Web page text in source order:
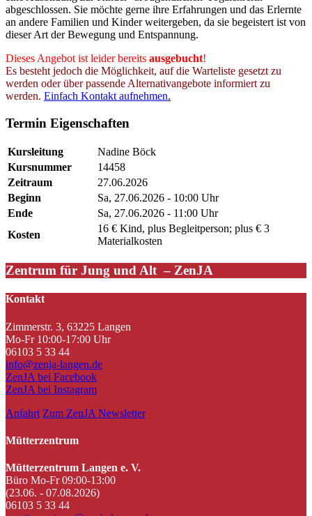
abgeschlossen. Sie möchte gerne ihre Erfahrungen und das Erlernte
an andere Familien und Kinder weitergeben, da sie begeistert ist von
dieser Art der Bewegung und Entspannung.
Dieses Angebot ist leider bereits ausgebucht!
Es besteht jedoch die Möglichkeit, auf die Warteliste gesetzt zu
werden oder über passende Alternativangebote informiert zu
werden. Einfach Kontakt aufnehmen.
Termin Eigenschaften
Kursleitung
Nadine Böck
Kursnummer
14458
Zeitraum
27.06.2026
Beginn
Sa, 27.06.2026 - 10:00 Uhr
Ende
Sa, 27.06.2026 - 11:00 Uhr
Kosten
16 € Kind, plus Begleitperson; plus € 3
Materialkosten
Zentrum für Jung und Alt – ZenJA
Kontakt
Zimmerstr. 3, 63225 Langen
Mo-Fr 10:00-17:00 Uhr
06103 5 33 44
info@zenja-langen.de
ZenJA bei Facebook
ZenJA bei Instagram
Anfahrt Zum ZenJA Newsletter
Mütterzentrum
Mütterzentrum Langen e. V.
Büro Mo-Fr 09:00-13:00
(23.06. - 07.08.2026)
06103 5 33 44